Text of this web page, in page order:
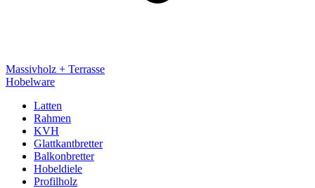
Massivholz + Terrasse
Hobelware
Latten
Rahmen
KVH
Glattkantbretter
Balkonbretter
Hobeldiele
Profilholz